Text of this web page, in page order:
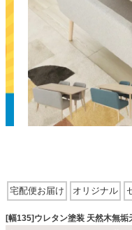
カテゴリから探す
ソファ
ダイニングテーブ
宅配便お届け オリジナル
ウレタン塗装 木製・木目調
[幅135]ウレタン塗装 天然木無垢